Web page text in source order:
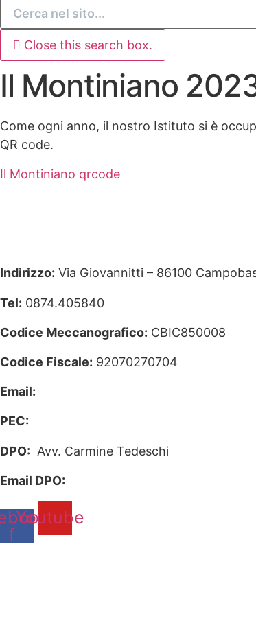
Close this search box.
Il Montiniano
Come ogni anno, il nostro Istituto si è
QR code.
Il Montiniano qrcode
Indirizzo: Via Giovannitti – 86100
Tel: 0874.405840
Codice Meccanografico: CBIC850008
Codice Fiscale: 92070270704
Email:
PEC:
DPO: Avv. Carmine Tedeschi
Email DPO:
f
Youtube